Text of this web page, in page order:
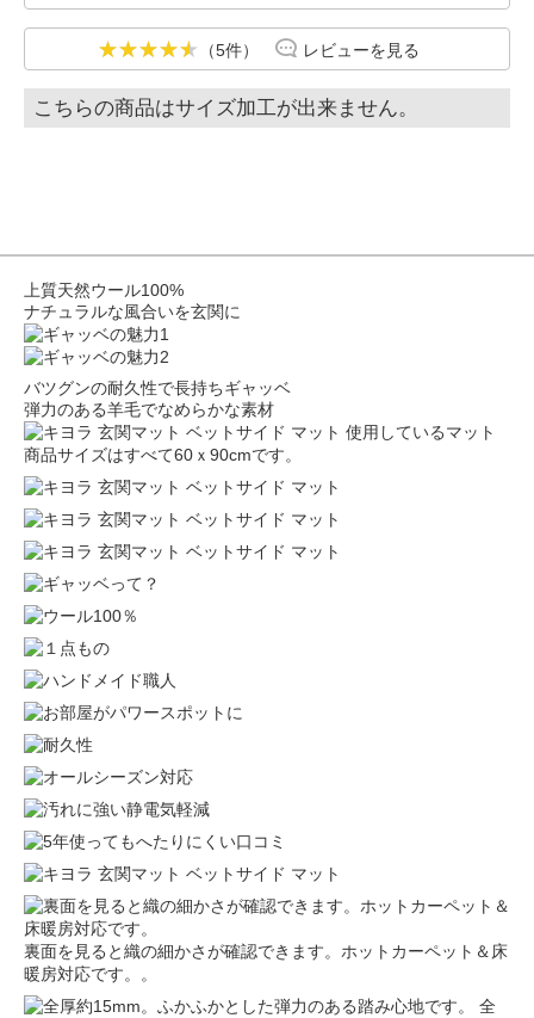
（5件） レビューを見る
こちらの商品はサイズ加工が出来ません。
上質天然ウール100%
ナチュラルな風合いを玄関に
バツグンの耐久性で長持ちギャッベ
弾力のある羊毛でなめらかな素材
使用しているマット
商品サイズはすべて60ｘ90cmです。
裏面を見ると織の細かさが確認できます。ホットカーペット＆床
暖房対応です。。
全